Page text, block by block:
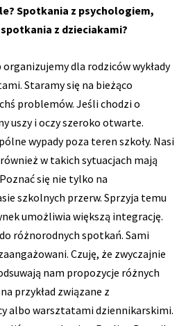
Spotkania z psychologiem,
z dzieciakami?
dla rodziców wykłady
Staramy się na bieżąco
problemów. Jeśli chodzi o
uszy i oczy szeroko otwarte.
wypady poza teren szkoły. Nasi
w takich sytuacjach mają
się nie tylko na
szkolnych przerw. Sprzyja temu
umożliwia większą integrację.
różnorodnych spotkań. Sami
Czuję, że zwyczajnie
nam propozycje różnych
przykład związane z
albo warsztatami dziennikarskimi.